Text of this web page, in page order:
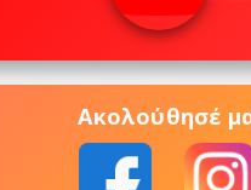
Ακολούθησέ